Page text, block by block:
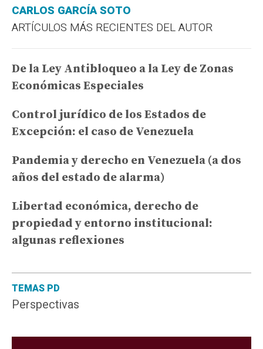
TEMAS PD
Perspectivas
CARLOS GARCÍA SOTO
ARTÍCULOS MÁS RECIENTES DEL AUTOR
De la Ley Antibloqueo a la Ley de Zonas
Económicas Especiales
Control jurídico de los Estados de
Excepción: el caso de Venezuela
Pandemia y derecho en Venezuela (a dos
años del estado de alarma)
Libertad económica, derecho de
propiedad y entorno institucional:
algunas reflexiones